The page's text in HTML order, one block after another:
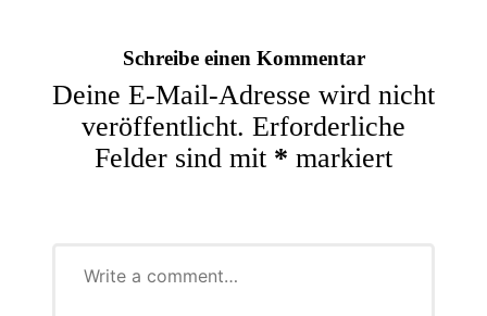
Schreibe einen Kommentar
Deine E-Mail-Adresse wird nicht
veröffentlicht. Erforderliche
Felder sind mit * markiert